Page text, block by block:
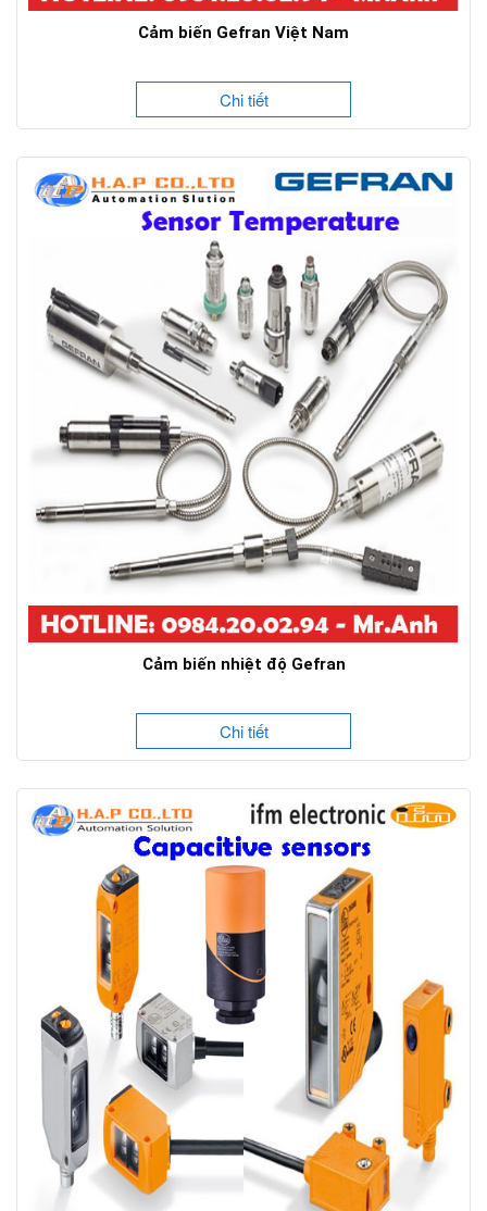
Cảm biến Gefran Việt Nam
Chi tiết
Cảm biến nhiệt độ Gefran
Chi tiết